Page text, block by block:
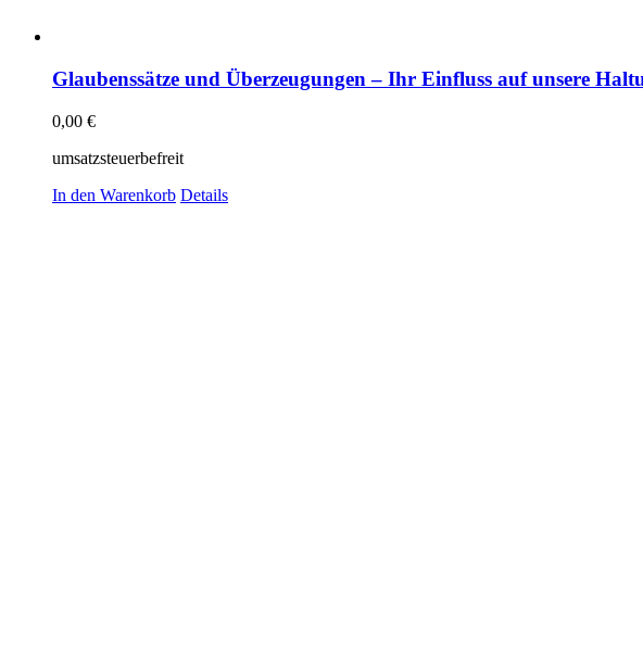
Glaubenssätze und Überzeugungen – Ihr Einfluss auf unsere
0,00 €
umsatzsteuerbefreit
In den Warenkorb Details